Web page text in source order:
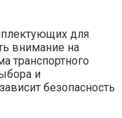
для
внимание на
транспортного
и
безопасность